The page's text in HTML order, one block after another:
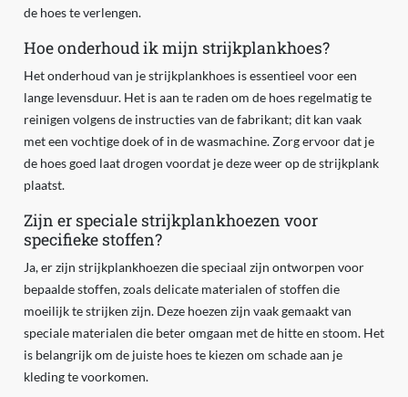
de hoes te verlengen.
Hoe onderhoud ik mijn strijkplankhoes?
Het onderhoud van je strijkplankhoes is essentieel voor een
lange levensduur. Het is aan te raden om de hoes regelmatig te
reinigen volgens de instructies van de fabrikant; dit kan vaak
met een vochtige doek of in de wasmachine. Zorg ervoor dat je
de hoes goed laat drogen voordat je deze weer op de strijkplank
plaatst.
Zijn er speciale strijkplankhoezen voor
specifieke stoffen?
Ja, er zijn strijkplankhoezen die speciaal zijn ontworpen voor
bepaalde stoffen, zoals delicate materialen of stoffen die
moeilijk te strijken zijn. Deze hoezen zijn vaak gemaakt van
speciale materialen die beter omgaan met de hitte en stoom. Het
is belangrijk om de juiste hoes te kiezen om schade aan je
kleding te voorkomen.